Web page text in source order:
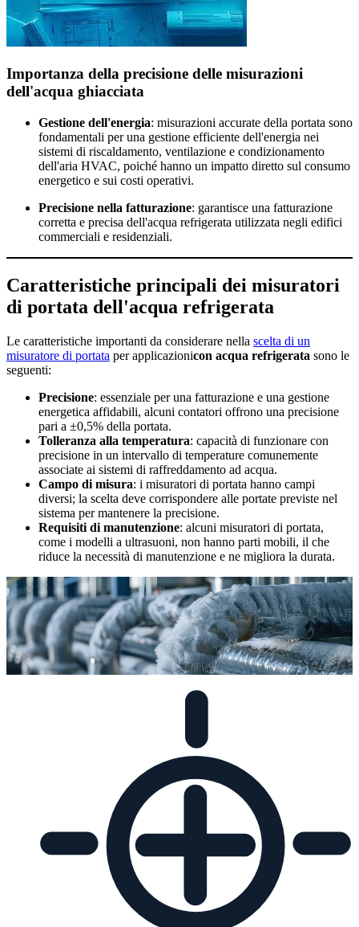
Importanza della precisione delle misurazioni
dell'acqua ghiacciata
Gestione dell'energia: misurazioni accurate della portata sono
fondamentali per una gestione efficiente dell'energia nei
sistemi di riscaldamento, ventilazione e condizionamento
dell'aria HVAC, poiché hanno un impatto diretto sul consumo
energetico e sui costi operativi.
Precisione nella fatturazione: garantisce una fatturazione
corretta e precisa dell'acqua refrigerata utilizzata negli edifici
commerciali e residenziali.
Caratteristiche principali dei misuratori
di portata dell'acqua refrigerata
Le caratteristiche importanti da considerare nella scelta di un
misuratore di portata per applicazionicon acqua refrigerata sono le
seguenti:
Precisione: essenziale per una fatturazione e una gestione
energetica affidabili, alcuni contatori offrono una precisione
pari a ±0,5% della portata.
Tolleranza alla temperatura: capacità di funzionare con
precisione in un intervallo di temperature comunemente
associate ai sistemi di raffreddamento ad acqua.
Campo di misura: i misuratori di portata hanno campi
diversi; la scelta deve corrispondere alle portate previste nel
sistema per mantenere la precisione.
Requisiti di manutenzione: alcuni misuratori di portata,
come i modelli a ultrasuoni, non hanno parti mobili, il che
riduce la necessità di manutenzione e ne migliora la durata.